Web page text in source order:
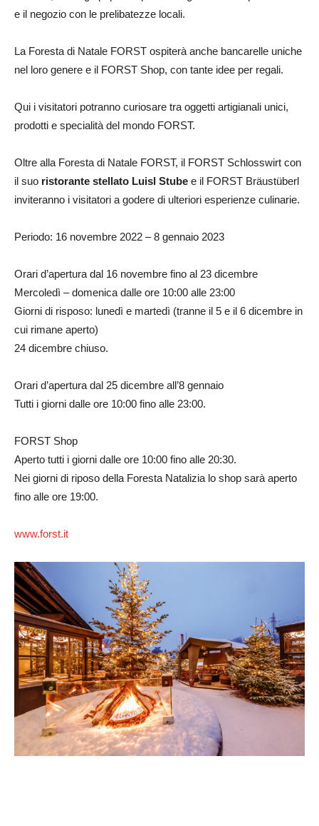
e il negozio con le prelibatezze locali.
La Foresta di Natale FORST ospiterà anche bancarelle uniche
nel loro genere e il FORST Shop, con tante idee per regali.
Qui i visitatori potranno curiosare tra oggetti artigianali unici,
prodotti e specialità del mondo FORST.
Oltre alla Foresta di Natale FORST, il FORST Schlosswirt con
il suo ristorante stellato Luisl Stube e il FORST Bräustüberl
inviteranno i visitatori a godere di ulteriori esperienze culinarie.
Periodo: 16 novembre 2022 – 8 gennaio 2023
Orari d’apertura dal 16 novembre fino al 23 dicembre
Mercoledì – domenica dalle ore 10:00 alle 23:00
Giorni di risposo: lunedì e martedì (tranne il 5 e il 6 dicembre in
cui rimane aperto)
24 dicembre chiuso.
Orari d’apertura dal 25 dicembre all’8 gennaio
Tutti i giorni dalle ore 10:00 fino alle 23:00.
FORST Shop
Aperto tutti i giorni dalle ore 10:00 fino alle 20:30.
Nei giorni di riposo della Foresta Natalizia lo shop sarà aperto
fino alle ore 19:00.
www.forst.it